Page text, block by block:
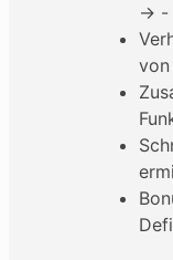
→
von